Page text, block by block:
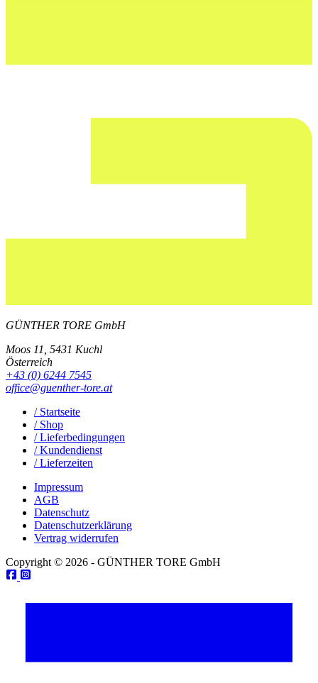
GÜNTHER TORE GmbH
Moos 11, 5431 Kuchl
Österreich
+43 (0) 6244 7545
office@guenther-tore.at
/ Startseite
/ Shop
/ Lieferbedingungen
/ Kundendienst
/ Lieferzeiten
Impressum
AGB
Datenschutz
Datenschutzerklärung
Vertrag widerrufen
Copyright © 2026 - GÜNTHER TORE GmbH